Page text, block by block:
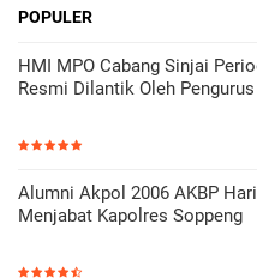
POPULER
HMI MPO Cabang Sinjai
Resmi Dilantik Oleh
Alumni Akpol 2006 AKBP
Menjabat Kapolres Soppeng